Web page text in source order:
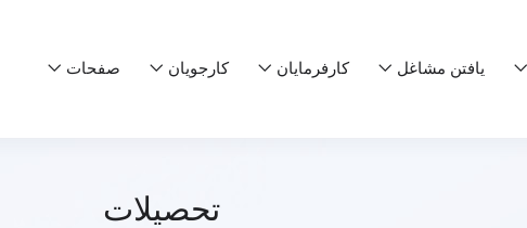
یافتن مشاغل کارفرمایان کارجویان صفحات
تحصیلات